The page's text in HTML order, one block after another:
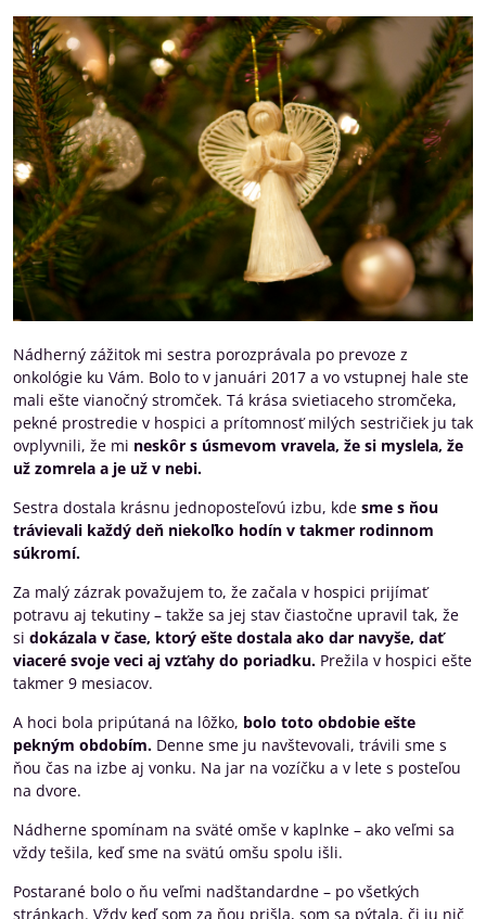
Nádherný zážitok mi sestra porozprávala po prevoze z
onkológie ku Vám. Bolo to v januári 2017 a vo vstupnej hale ste
mali ešte vianočný stromček. Tá krása svietiaceho stromčeka,
pekné prostredie v hospici a prítomnosť milých sestričiek ju tak
ovplyvnili, že mi neskôr s úsmevom vravela, že si myslela, že
už zomrela a je už v nebi.
Sestra dostala krásnu jednoposteľovú izbu, kde sme s ňou
trávievali každý deň niekoľko hodín v takmer rodinnom
súkromí.
Za malý zázrak považujem to, že začala v hospici prijímať
potravu aj tekutiny – takže sa jej stav čiastočne upravil tak, že
si dokázala v čase, ktorý ešte dostala ako dar navyše, dať
viaceré svoje veci aj vzťahy do poriadku. Prežila v hospici ešte
takmer 9 mesiacov.
A hoci bola pripútaná na lôžko, bolo toto obdobie ešte
pekným obdobím. Denne sme ju navštevovali, trávili sme s
ňou čas na izbe aj vonku. Na jar na vozíčku a v lete s posteľou
na dvore.
Nádherne spomínam na sväté omše v kaplnke – ako veľmi sa
vždy tešila, keď sme na svätú omšu spolu išli.
Postarané bolo o ňu veľmi nadštandardne – po všetkých
stránkach. Vždy keď som za ňou prišla, som sa pýtala, či ju nič